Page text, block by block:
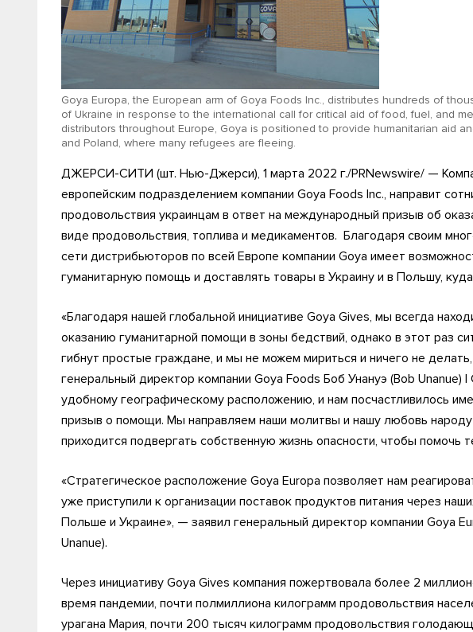
Goya Europa, the European arm of Goya Foods Inc., distributes hundreds of
of Ukraine in response to the international call for critical aid of food, fuel, and
distributors throughout Europe, Goya is positioned to provide humanitarian aid
and Poland, where many refugees are fleeing.
ДЖЕРСИ-СИТИ (шт. Нью-Джерси), 1 марта 2022 г./PRNewswire/ —
европейским подразделением компании Goya Foods Inc., направит
продовольствия украинцам в ответ на международный призыв об
виде продовольствия, топлива и медикаментов. Благодаря своим
сети дистрибьюторов по всей Европе компании Goya имеет
гуманитарную помощь и доставлять товары в Украину и в Польшу,
«Благодаря нашей глобальной инициативе Goya Gives, мы всегда
оказанию гуманитарной помощи в зоны бедствий, однако в этот раз
гибнут простые граждане, и мы не можем мириться и ничего не
генеральный директор компании Goya Foods Боб Унануэ (Bob
удобному географическому расположению, и нам посчастливилось
призыв о помощи. Мы направляем наши молитвы и нашу любовь
приходится подвергать собственную жизнь опасности, чтобы помочь
«Стратегическое расположение Goya Europa позволяет нам
уже приступили к организации поставок продуктов питания через
Польше и Украине», — заявил генеральный директор компании Goya
Unanue).
Через инициативу Goya Gives компания пожертвовала более 2
время пандемии, почти полмиллиона килограмм продовольствия
урагана Мария, почти 200 тысяч килограмм продовольствия